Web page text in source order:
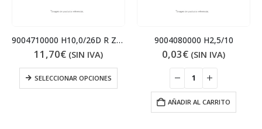
9004710000 H10,0/26D R ZH SV
11,70€ (SIN IVA)
SELECCIONAR OPCIONES
9004080000 H2,5/10
0,03€ (SIN IVA)
AÑADIR AL CARRITO